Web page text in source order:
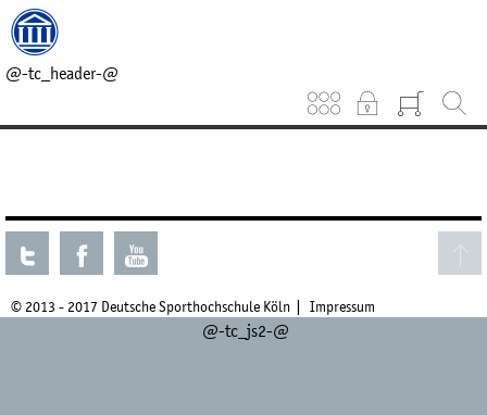
@-tc_header-@
@-tc_breadcrumb-@
Keinen aktuellen Kurs gefunden.
© 2013 - 2017 Deutsche Sporthochschule Köln Impressum
@-tc_js2-@